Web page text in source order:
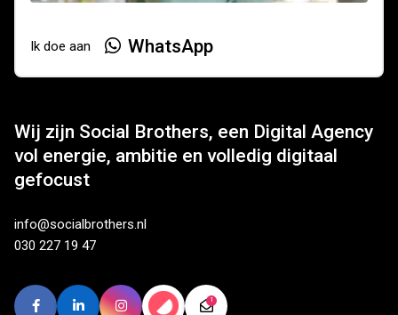
Ik doe aan WhatsApp
Wij zijn Social Brothers, een Digital Agency
vol energie, ambitie en volledig digitaal
gefocust
info@socialbrothers.nl
030 227 19 47